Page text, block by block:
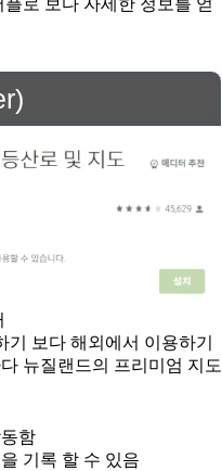
로 보다 자세한 정보를 얻
보다 해외에서 이용하기
뉴질랜드의 프리미엄 지도
함
기록 할 수 있음